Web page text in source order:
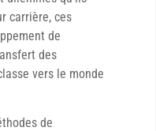
carrière, ces
de
des
vers le monde
de